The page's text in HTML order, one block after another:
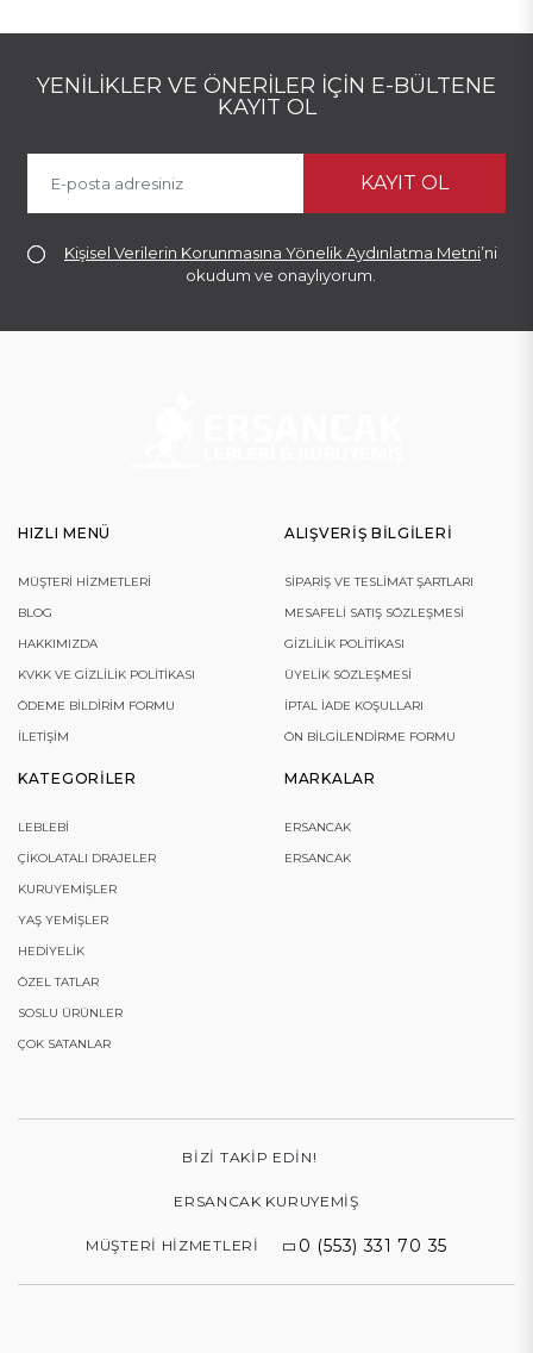
YENILIKLER VE ÖNERILER İÇIN E-BÜLTENE
KAYIT OL
KAYIT OL
Kişisel Verilerin Korunmasına Yönelik Aydınlatma Metni’ni
okudum ve onaylıyorum.
HIZLI MENÜ
MÜŞTERI HIZMETLERI
BLOG
HAKKIMIZDA
KVKK VE GIZLILIK POLITIKASI
ÖDEME BILDIRIM FORMU
İLETIŞIM
ALIŞVERIŞ BILGILERI
SIPARIŞ VE TESLIMAT ŞARTLARI
MESAFELI SATIŞ SÖZLEŞMESI
GIZLILIK POLITIKASI
ÜYELIK SÖZLEŞMESI
İPTAL İADE KOŞULLARI
ÖN BILGILENDIRME FORMU
KATEGORILER
LEBLEBI
ÇIKOLATALI DRAJELER
KURUYEMIŞLER
YAŞ YEMIŞLER
HEDIYELIK
ÖZEL TATLAR
SOSLU ÜRÜNLER
ÇOK SATANLAR
MARKALAR
ERSANCAK
ERSANCAK
BIZI TAKIP EDIN!
ERSANCAK KURUYEMIŞ
MÜŞTERI HIZMETLERI 0 (553) 331 70 35